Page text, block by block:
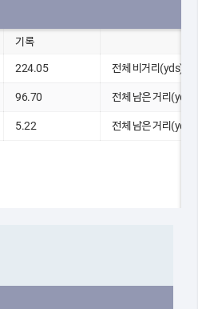
기록
224.05 전체 비거리(yds)
96.70 전체 남은 거리(yds)
5.22 전체 남은 거리(yds)